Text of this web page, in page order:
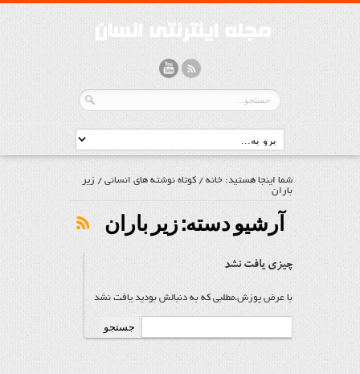
شما اینجا هستید:خانه/کوتاه نوشته های انسانی/ زير
باران
آرشیو دسته:زير باران
چیزی یافت نشد
با عرض پوزش،مطلبی که به دنبالش بودید یافت نشد
برای: